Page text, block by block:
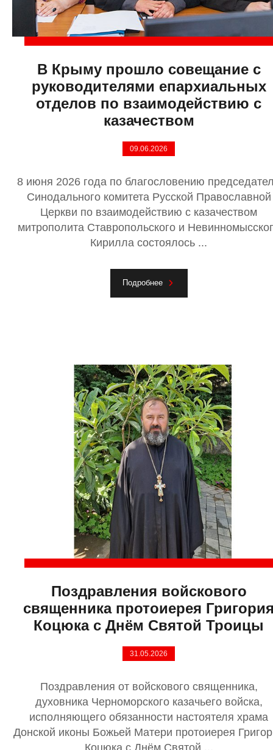
В Крыму прошло совещание с
руководителями епархиальных
отделов по взаимодействию с
казачеством
09.06.2026
8 июня 2026 года по благословению
Синодального комитета Русской Православной
Церкви по взаимодействию с казачеством
митрополита Ставропольского и
Кирилла состоялось ...
Подробнее
Поздравления войскового
священника протоиерея
Коцюка с Днём Святой Троицы
31.05.2026
Поздравления от войскового священника,
духовника Черноморского казачьего войска,
исполняющего обязанности настоятеля храма
Донской иконы Божьей Матери протоиерея
Коцюка с Днём Святой ...